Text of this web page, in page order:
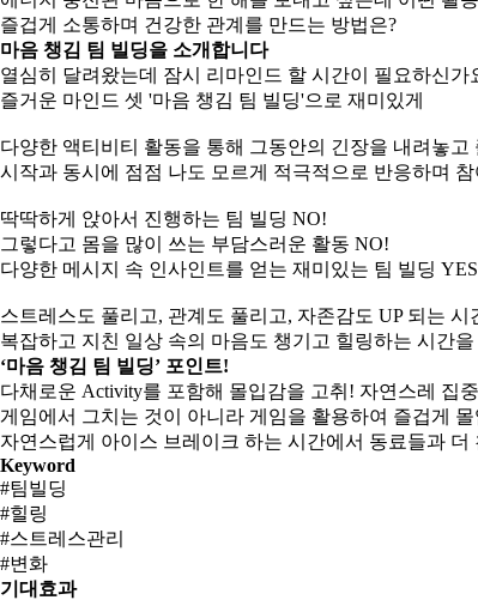
즐겁게 소통하며 건강한 관계를 만드는 방법은?
마음 챙김 팀 빌딩을 소개합니다
열심히 달려왔는데 잠시 리마인드 할 시간이 필요하신가
즐거운 마인드 셋 '마음 챙김 팀 빌딩'으로 재미있게
다양한 액티비티 활동을 통해 그동안의 긴장을 내려놓
시작과 동시에 점점 나도 모르게 적극적으로 반응하며
딱딱하게 앉아서 진행하는 팀 빌딩 NO!
그렇다고 몸을 많이 쓰는 부담스러운 활동 NO!
다양한 메시지 속 인사인트를 얻는 재미있는 팀 빌딩
스트레스도 풀리고, 관계도 풀리고, 자존감도 UP 되는 시
복잡하고 지친 일상 속의 마음도 챙기고 힐링하는 시간
‘마음 챙김 팀 빌딩’ 포인트!
다채로운 Activity를 포함해 몰입감을 고취! 자연스레 집
게임에서 그치는 것이 아니라 게임을 활용하여 즐겁게
자연스럽게 아이스 브레이크 하는 시간에서 동료들과 더
Keyword
#팀빌딩
#힐링
#스트레스관리
#변화
기대효과